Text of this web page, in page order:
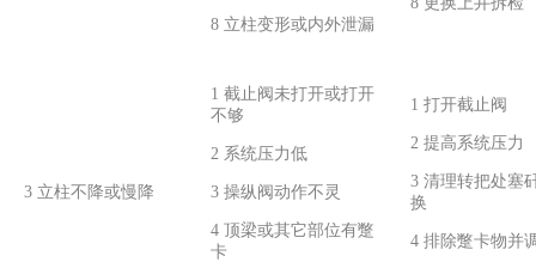
8 立柱变形或内外泄漏
3 立柱不降或慢降
1 截止阀未打开或打开
不够
2 系统压力低
3 操纵阀动作不灵
4 顶梁或其它部位有蹩
卡
1 打开截止阀
2 提高系统压力
3 清理转把处塞
换
4 排除蹩卡物并